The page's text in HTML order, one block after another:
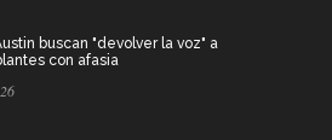
buscan "devolver la voz" a
con afasia